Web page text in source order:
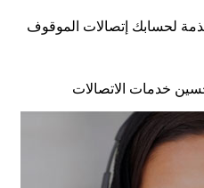
إتصالات الموقوف
الاتصالات